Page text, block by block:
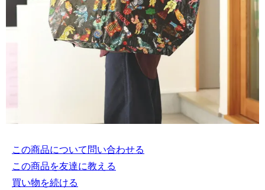
この商品について問い合わせる
この商品を友達に教える
買い物を続ける